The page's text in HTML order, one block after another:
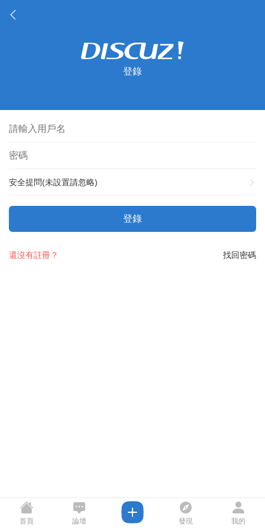
登錄
安全提問(未設置請忽略)
登錄
找回密碼
還沒有註冊？
首頁 論壇 發現 我的